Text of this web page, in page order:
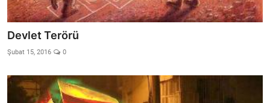
Devlet Terörü
Şubat 15, 2016 0